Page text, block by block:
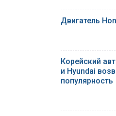
Двигатель
Корейский
и Hyundai
популярность